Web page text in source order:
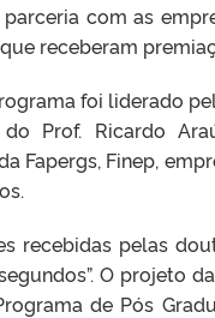
com as
receberam
foi liderado
do Prof. Ricardo
Fapergs, Finep,
recebidas pelas
O projeto
de Pós